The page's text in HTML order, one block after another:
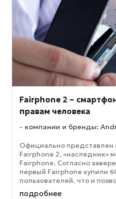
Fairphone 2 –
правам человека
компании и бренды:
Официально
Fairphone 2, «наследник»
Fairphone. Согласно
первый Fairphone купили
пользователей, что и
разработку и выпуск в
подробнее